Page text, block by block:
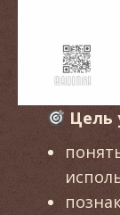
Цель